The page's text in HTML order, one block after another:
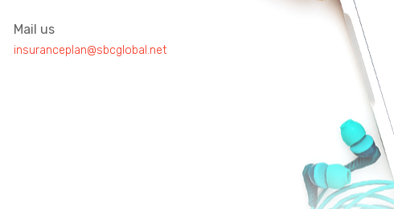
Mail us
insuranceplan@sbcglobal.net